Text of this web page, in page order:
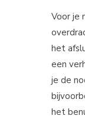
Voor je
het
een
je de
het